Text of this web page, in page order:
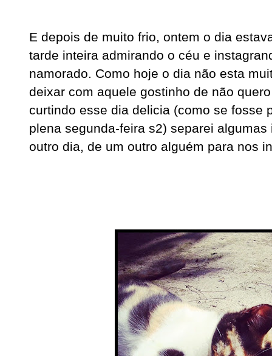
E depois de muito frio, ontem o dia
tarde inteira admirando o céu e
namorado. Como hoje o dia não esta
deixar com aquele gostinho de não
curtindo esse dia delicia (como se fosse
plena segunda-feira s2) separei
outro dia, de um outro alguém para nos